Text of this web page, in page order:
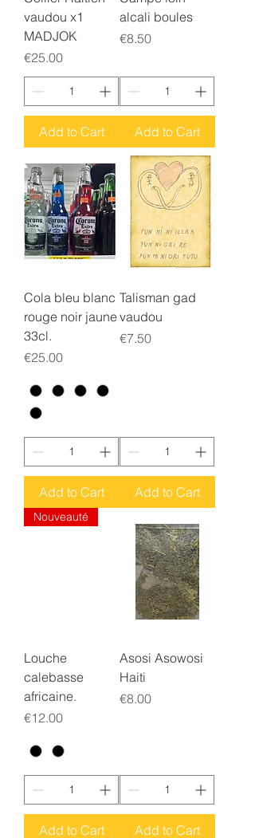
vaudou x1
MADJOK
Price
€25.00
Add to Cart
alcali boules
Price
€8.50
Add to Cart
Cola bleu blanc
rouge noir jaune
33cl.
Price
€25.00
Add to Cart
Talisman gad
vaudou
Price
€7.50
Add to Cart
Nouveauté
Louche
calebasse
africaine.
Price
€12.00
Add to Cart
Asosi Asowosi
Haiti
Price
€8.00
Add to Cart